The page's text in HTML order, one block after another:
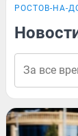
РОСТОВ-НА-